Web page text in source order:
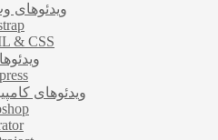
ویدئوهای
& CSS
ویدئوهای